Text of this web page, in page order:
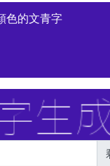
色的文青字